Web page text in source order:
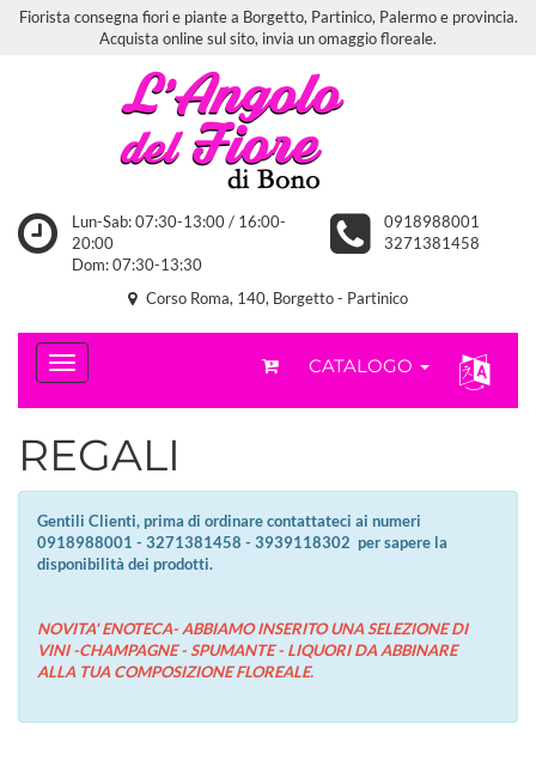
Fiorista consegna fiori e piante a Borgetto, Partinico, Palermo e provincia.
Acquista online sul sito, invia un omaggio floreale.
Lun-Sab: 07:30-13:00 / 16:00-
20:00
Dom: 07:30-13:30
0918988001
3271381458
Corso Roma, 140, Borgetto - Partinico
CATALOGO
REGALI
Gentili Clienti, prima di ordinare contattateci ai numeri
0918988001 - 3271381458 - 3939118302 per sapere la
disponibilità dei prodotti.
NOVITA' ENOTECA- ABBIAMO INSERITO UNA SELEZIONE DI
VINI -CHAMPAGNE - SPUMANTE - LIQUORI DA ABBINARE
ALLA TUA COMPOSIZIONE FLOREALE.